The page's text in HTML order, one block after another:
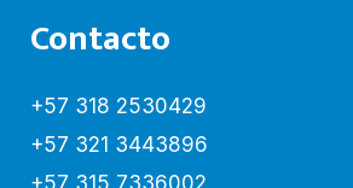
Contacto
+57 318 2530429
+57 321 3443896